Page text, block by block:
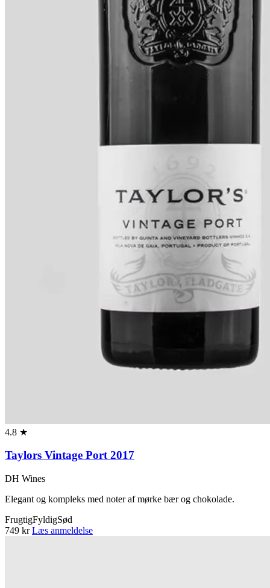
4.8 ★
Taylors Vintage Port 2017
DH Wines
Elegant og kompleks med noter af mørke bær og chokolade.
FrugtigFyldigSød
749 kr Læs anmeldelse